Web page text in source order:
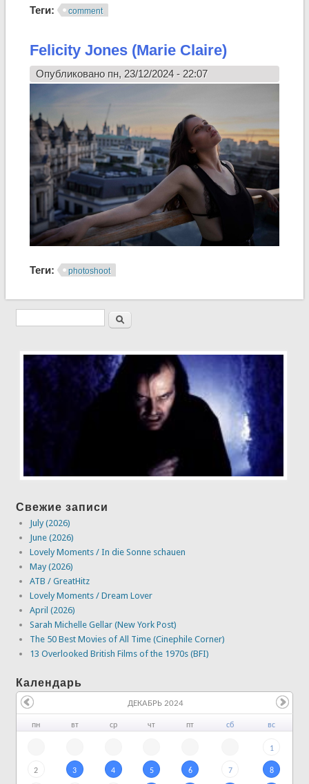
Теги: comment
Felicity Jones (Marie Claire)
Опубликовано пн, 23/12/2024 - 22:07
Теги: photoshoot
Свежие записи
July (2026)
June (2026)
Lovely Moments / In die Sonne schauen
May (2026)
ATB / GreatHitz
Lovely Moments / Dream Lover
April (2026)
Sarah Michelle Gellar (New York Post)
The 50 Best Movies of All Time (Cinephile Corner)
13 Overlooked British Films of the 1970s (BFI)
Календарь
пн вт ср чт пт сб вс
1
2 3 4 5 6 7 8
ДЕКАБРЬ 2024